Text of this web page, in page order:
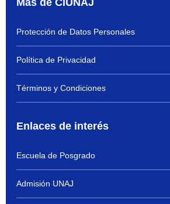
Protección de Datos Personales
Política de Privacidad
Términos y Condiciones
Enlaces de interés
Escuela de Posgrado
Admisión UNAJ